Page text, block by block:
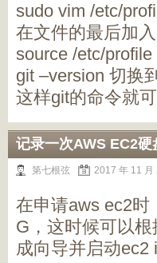
sudo vim /etc/
在文件的最后加
source /etc/
git –version 切换
这样git的命令就
记录一次AWS EC2硬
第七根弦 2017 年 11 月
在申请aws ec2时
G，这时候可以
成向导并启动ec2